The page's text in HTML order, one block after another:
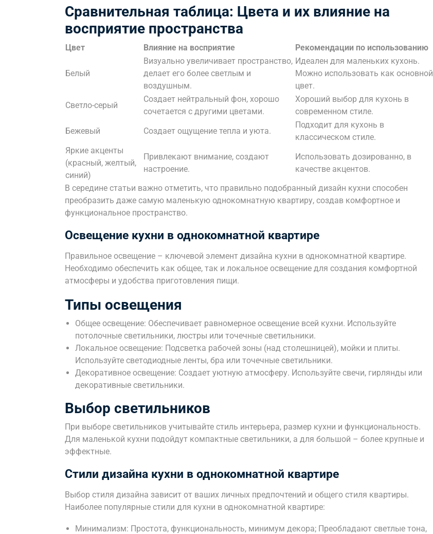
Сравнительная таблица: Цвета и их влияние на
восприятие пространства
Цвет Влияние на восприятие Рекомендации по использованию
Белый
Визуально увеличивает пространство,
делает его более светлым и
воздушным.
Идеален для маленьких кухонь.
Можно использовать как основной
цвет.
Светло-серый
Создает нейтральный фон, хорошо
сочетается с другими цветами.
Хороший выбор для кухонь в
современном стиле.
Бежевый
Создает ощущение тепла и уюта.
Подходит для кухонь в
классическом стиле.
Яркие акценты
(красный, желтый,
синий)
Привлекают внимание, создают
настроение.
Использовать дозированно, в
качестве акцентов.
В середине статьи важно отметить, что правильно подобранный дизайн кухни способен
преобразить даже самую маленькую однокомнатную квартиру, создав комфортное и
функциональное пространство.
Освещение кухни в однокомнатной квартире
Правильное освещение – ключевой элемент дизайна кухни в однокомнатной квартире.
Необходимо обеспечить как общее, так и локальное освещение для создания комфортной
атмосферы и удобства приготовления пищи.
Типы освещения
Общее освещение: Обеспечивает равномерное освещение всей кухни. Используйте
потолочные светильники, люстры или точечные светильники.
Локальное освещение: Подсветка рабочей зоны (над столешницей), мойки и плиты.
Используйте светодиодные ленты, бра или точечные светильники.
Декоративное освещение: Создает уютную атмосферу. Используйте свечи, гирлянды или
декоративные светильники.
Выбор светильников
При выборе светильников учитывайте стиль интерьера, размер кухни и функциональность.
Для маленькой кухни подойдут компактные светильники, а для большой – более крупные и
эффектные.
Стили дизайна кухни в однокомнатной квартире
Выбор стиля дизайна зависит от ваших личных предпочтений и общего стиля квартиры.
Наиболее популярные стили для кухни в однокомнатной квартире:
Минимализм: Простота, функциональность, минимум декора; Преобладают светлые тона,